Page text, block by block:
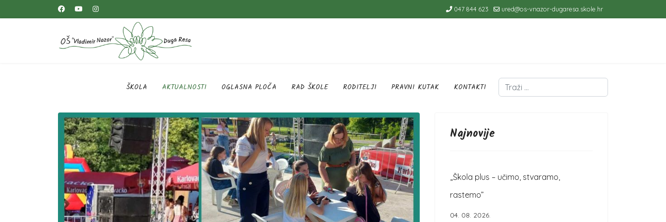
047 844 623 ured@os-vnazor-dugaresa.skole.hr
ŠKOLA AKTUALNOSTI OGLASNA PLOČA RAD ŠKOLE RODITELJI PRAVNI KUTAK KONTAKTI
Traži
Najnovije
„Škola plus – učimo, stvaramo,
rastemo”
04. 08. 2026.